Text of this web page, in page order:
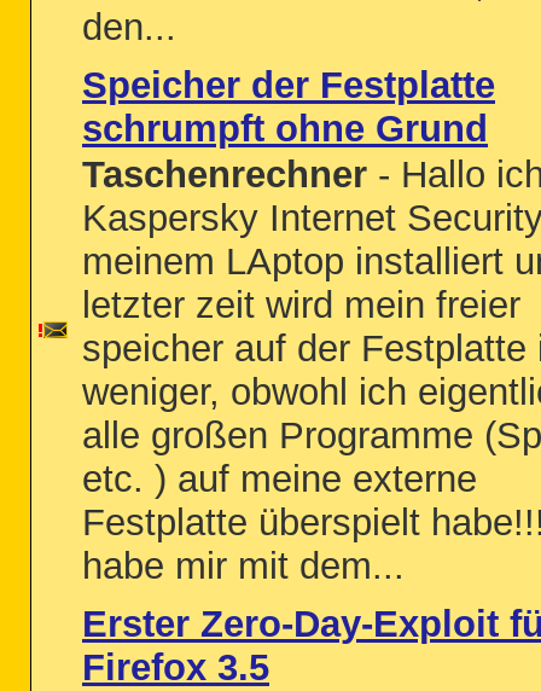
den...
Speicher der Festplatte
schrumpft ohne Grund
Taschenrechner - Hallo
Kaspersky Internet
meinem LAptop installiert
letzter zeit wird mein freier
speicher auf der Festplatte
weniger, obwohl ich
alle großen Programme
etc. ) auf meine externe
Festplatte überspielt
habe mir mit dem...
Erster Zero-Day-Exploit
Firefox 3.5